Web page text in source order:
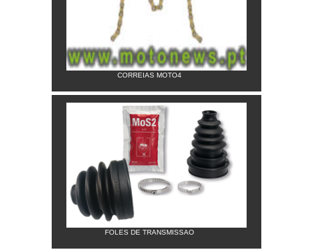
CORREIAS MOTO4
FOLES DE TRANSMISSAO